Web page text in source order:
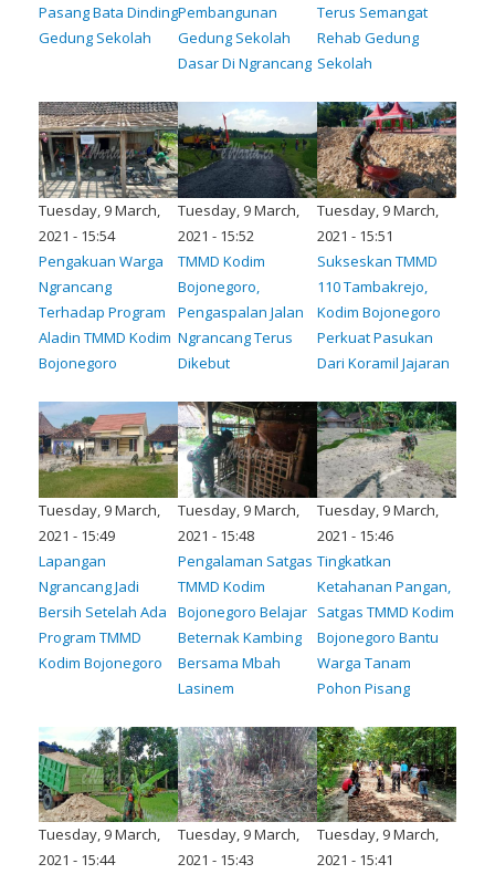
Pasang Bata Dinding
Gedung Sekolah
Pembangunan
Gedung Sekolah
Dasar Di Ngrancang
Terus Semangat
Rehab Gedung
Sekolah
Tuesday, 9 March,
2021 - 15:54
Pengakuan Warga
Ngrancang
Terhadap Program
Aladin TMMD Kodim
Bojonegoro
Tuesday, 9 March,
2021 - 15:52
TMMD Kodim
Bojonegoro,
Pengaspalan Jalan
Ngrancang Terus
Dikebut
Tuesday, 9 March,
2021 - 15:51
Sukseskan TMMD
110 Tambakrejo,
Kodim Bojonegoro
Perkuat Pasukan
Dari Koramil Jajaran
Tuesday, 9 March,
2021 - 15:49
Lapangan
Ngrancang Jadi
Bersih Setelah Ada
Program TMMD
Kodim Bojonegoro
Tuesday, 9 March,
2021 - 15:48
Pengalaman Satgas
TMMD Kodim
Bojonegoro Belajar
Beternak Kambing
Bersama Mbah
Lasinem
Tuesday, 9 March,
2021 - 15:46
Tingkatkan
Ketahanan Pangan,
Satgas TMMD Kodim
Bojonegoro Bantu
Warga Tanam
Pohon Pisang
Tuesday, 9 March,
2021 - 15:44
Tuesday, 9 March,
2021 - 15:43
Tuesday, 9 March,
2021 - 15:41